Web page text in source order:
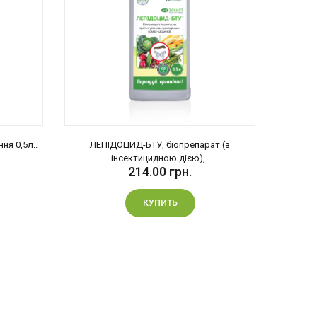
0,5л..
ЛЕПІДОЦИД-БТУ, біопрепарат (з
інсектицидною дією),..
214.00 грн.
КУПИТЬ